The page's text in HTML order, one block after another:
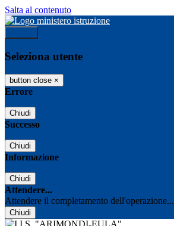
Salta al contenuto
Seleziona utente
button close ×
Errore
Chiudi
Successo
Chiudi
Informazione
Chiudi
Attendere...
Attendere il completamento dell'operazione...
Chiudi